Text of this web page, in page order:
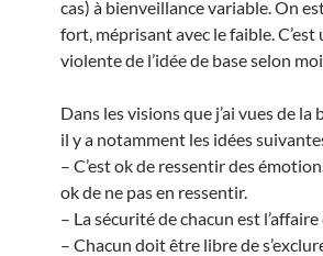
cas) à bienveillance variable. On
fort, méprisant avec le faible.
violente de l’idée de base selon
Dans les visions que j’ai vues de la
il y a notamment les idées
– C’est ok de ressentir des
ok de ne pas en ressentir.
– La sécurité de chacun est
– Chacun doit être libre de